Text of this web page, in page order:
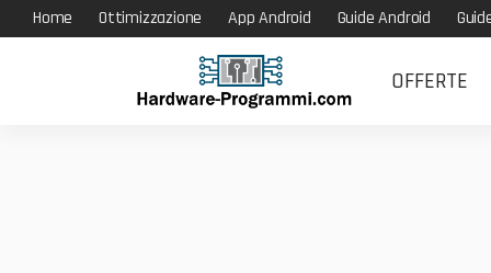
Home Ottimizzazione App Android Guide Android
OFFERTE